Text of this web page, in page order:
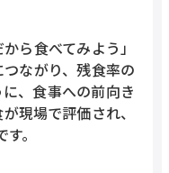
ら食べてみよう」
ながり、残食率の
、食事への前向き
現場で評価され、
。